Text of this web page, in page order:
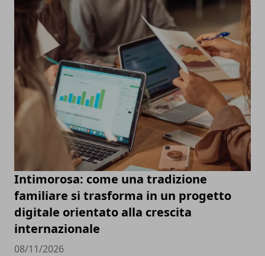
Intimorosa: come una tradizione
familiare si trasforma in un progetto
digitale orientato alla crescita
internazionale
08/11/2026